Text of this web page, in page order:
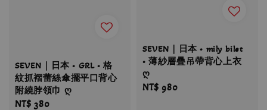
SEVEN｜日本 • GRL • 格
紋抓褶蕾絲傘擺平口背心
附繞脖領巾 ღ
Regular
NT$ 380
SEVEN｜日本 • mily bilet
• 薄紗層疊吊帶背心上衣
ღ
Regular
NT$ 980